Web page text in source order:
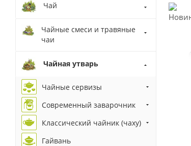
Чай
Чайные смеси и травяные
чаи
Чайная утварь
Чайные сервизы
Современный заварочник
Классический чайник (чаху)
Гайвань